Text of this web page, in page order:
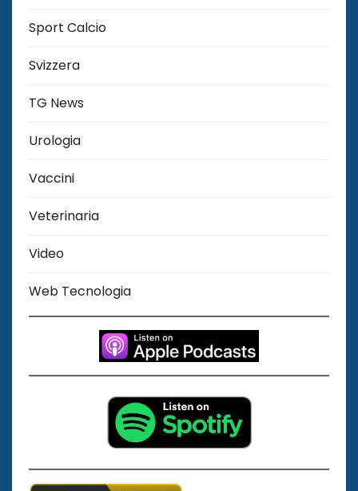
Sport Calcio
Svizzera
TG News
Urologia
Vaccini
Veterinaria
Video
Web Tecnologia